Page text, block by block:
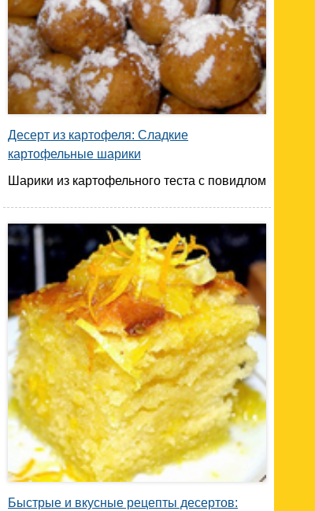
Десерт из картофеля: Сладкие
картофельные шарики
Шарики из картофельного теста с повидлом
Быстрые и вкусные рецепты десертов: